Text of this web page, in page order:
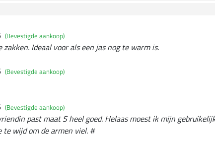
(Bevestigde aankoop)
Ideaal voor als een jas nog te warm is.
(Bevestigde aankoop)
(Bevestigde aankoop)
past maat S heel goed. Helaas moest ik mijn
te wijd om de armen viel. #